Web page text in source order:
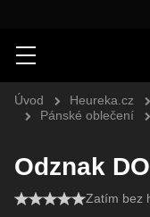
Hledat
Menu
Úvod Heureka.cz
Pánské oblečení
Odznak
Zatím bez